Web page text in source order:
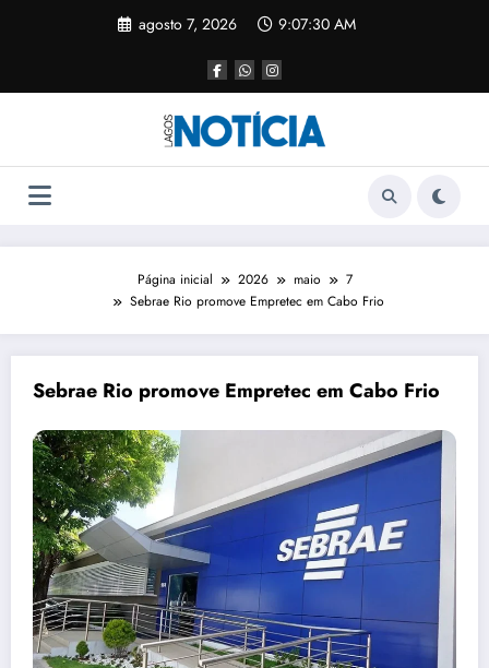
agosto 7, 2026 9:07:31 AM
Página inicial 2026 maio
7
Sebrae Rio promove Empretec em Cabo Frio
Sebrae Rio promove Empretec em Cabo Frio